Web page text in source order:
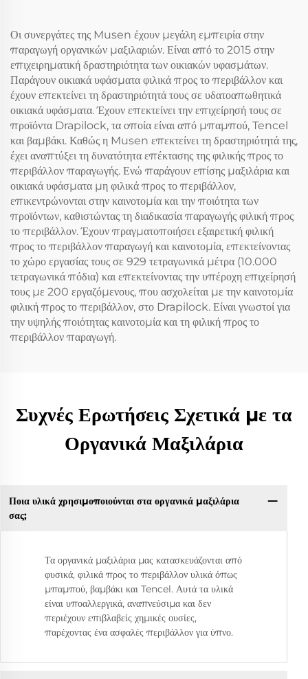
Πλυντήριο για
Υπνοδωμάτιο, Ξενοδοχείο
(Γκρίζο)
Βαθιά Τσέπη 6"-18" για
Υπνοδωμάτιο, Ξενοδοχείο
Οι συνεργάτες της Musen έχουν μεγάλη εμπειρία στην
παραγωγή οργανικών μαξιλαριών. Είναι από το 2015 στην
επιχειρηματική δραστηριότητα των οικιακών υφασμάτων.
Παράγουν οικιακά υφάσματα φιλικά προς το περιβάλλον και
έχουν επεκτείνει τη δραστηριότητά τους σε υδατοαπωθητικά
οικιακά υφάσματα. Έχουν επεκτείνει την επιχείρησή τους σε
προϊόντα Drapilock, τα οποία είναι από μπαμπού, Tencel
και βαμβάκι. Καθώς η Musen επεκτείνει τη δραστηριότητά της,
έχει αναπτύξει τη δυνατότητα επέκτασης της φιλικής προς το
περιβάλλον παραγωγής. Ενώ παράγουν επίσης μαξιλάρια και
οικιακά υφάσματα μη φιλικά προς το περιβάλλον,
επικεντρώνονται στην καινοτομία και την ποιότητα των
προϊόντων, καθιστώντας τη διαδικασία παραγωγής φιλική προς
το περιβάλλον. Έχουν πραγματοποιήσει εξαιρετική φιλική
προς το περιβάλλον παραγωγή και καινοτομία, επεκτείνοντας
το χώρο εργασίας τους σε 929 τετραγωνικά μέτρα (10.000
τετραγωνικά πόδια) και επεκτείνοντας την υπέροχη επιχείρησή
τους με 200 εργαζόμενους, που ασχολείται με την καινοτομία
φιλική προς το περιβάλλον, στο Drapilock. Είναι γνωστοί για
την υψηλής ποιότητας καινοτομία και τη φιλική προς το
περιβάλλον παραγωγή.
Συχνές Ερωτήσεις Σχετικά με τα
Οργανικά Μαξιλάρια
Ποια υλικά χρησιμοποιούνται στα οργανικά μαξιλάρια
σας;
Τα οργανικά μαξιλάρια μας κατασκευάζονται από
φυσικά, φιλικά προς το περιβάλλον υλικά όπως
μπαμπού, βαμβάκι και Tencel. Αυτά τα υλικά
είναι υποαλλεργικά, αναπνεύσιμα και δεν
περιέχουν επιβλαβείς χημικές ουσίες,
παρέχοντας ένα ασφαλές περιβάλλον για ύπνο.